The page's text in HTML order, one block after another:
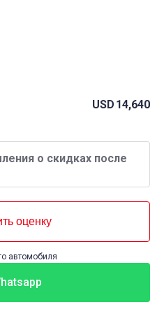
USD 14,640
о скидках после
оценку
автомобиля